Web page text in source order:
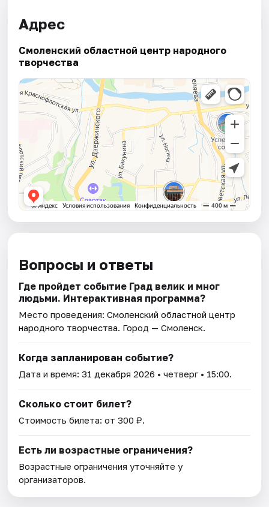
Адрес
Смоленский областной центр народного
творчества
Вопросы и ответы
Где пройдет событие Град велик и мног
людьми. Интерактивная программа?
Место проведения:Смоленский областной центр
народного творчества. Город — Смоленск.
Когда запланирован событие?
Дата и время:31 декабря 2026 • четверг • 15:00.
Сколько стоит билет?
Стоимость билета: от 300 ₽.
Есть ли возрастные ограничения?
Возрастные ограничения уточняйте у
организаторов.